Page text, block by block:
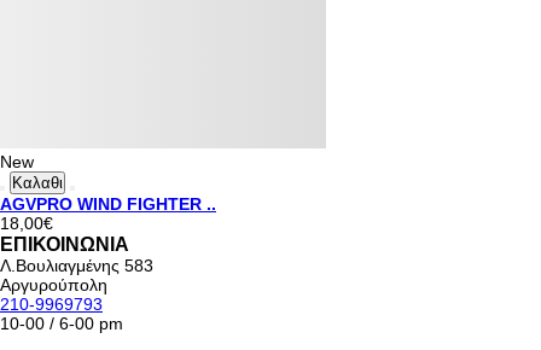
New
Καλαθι
AGVPRO WIND FIGHTER ..
18,00€
ΕΠΙΚΟΙΝΩΝΙΑ
Λ.Βουλιαγμένης 583
Αργυρούπολη
210-9969793
10-00 / 6-00 pm